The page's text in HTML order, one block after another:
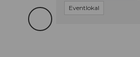
Eventlokal